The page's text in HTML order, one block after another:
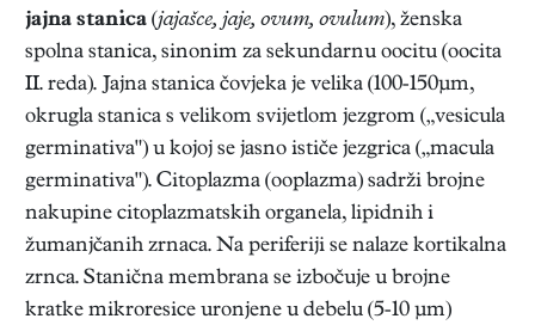
jajna stanica (jajašce, jaje, ovum, ovulum), ženska
spolna stanica, sinonim za sekundarnu oocitu (oocita
II. reda). Jajna stanica čovjeka je velika (100-150μm,
okrugla stanica s velikom svijetlom jezgrom („vesicula
germinativa") u kojoj se jasno ističe jezgrica („macula
germinativa"). Citoplazma (ooplazma) sadrži brojne
nakupine citoplazmatskih organela, lipidnih i
žumanjčanih zrnaca. Na periferiji se nalaze kortikalna
zrnca. Stanična membrana se izbočuje u brojne
kratke mikroresice uronjene u debelu (5-10 μm)